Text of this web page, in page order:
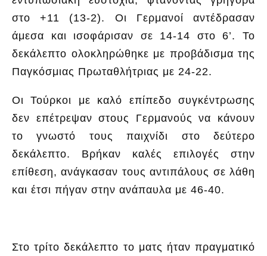
στο +11 (13-2). Οι Γερμανοί αντέδρασαν
άμεσα και ισοφάρισαν σε 14-14 στο 6’. Το
δεκάλεπτο ολοκληρώθηκε με προβάδισμα της
Παγκόσμιας Πρωταθλήτριας με 24-22.
Οι Τούρκοι με καλό επίπεδο συγκέντρωσης
δεν επέτρεψαν στους Γερμανούς να κάνουν
το γνωστό τους παιχνίδι στο δεύτερο
δεκάλεπτο. Βρήκαν καλές επιλογές στην
επίθεση, ανάγκασαν τους αντιπάλους σε λάθη
και έτσι πήγαν στην ανάπαυλα με 46-40.
Στο τρίτο δεκάλεπτο το ματς ήταν πραγματικό